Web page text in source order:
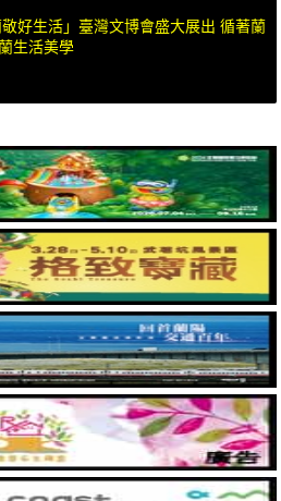
敬好生活」臺灣文博會盛大展出 循著蘭
生活美學